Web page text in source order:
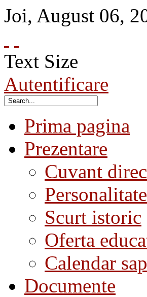
Joi, August 06,
Text Size
Autentificare
Prima pagina
Prezentare
Cuvant
Scurt istoric
Oferta
Calendar
Documente